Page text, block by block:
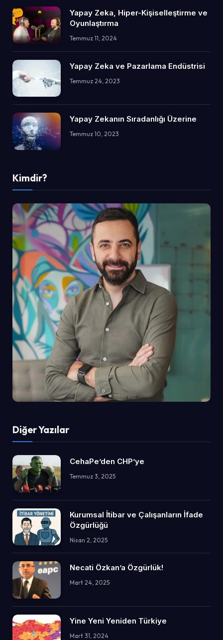
Yapay Zeka, Hiper-Kişiselleştirme ve
Oyunlaştırma
Temmuz 11, 2024
Yapay Zeka ve Pazarlama Endüstrisi
Temmuz 24, 2023
Yapay Zekanın Sıradanlığı Üzerine
Temmuz 10, 2023
Kimdir?
Diğer Yazılar
CehaPe’den CHP’ye
Temmuz 3, 2025
Kurumsal İtibar ve Çalışanların İfade
Özgürlüğü
Nisan 2, 2025
Necati Özkan’a Özgürlük!
Mart 24, 2025
Yine Yeni Yeniden Türkiye
Mart 31, 2024